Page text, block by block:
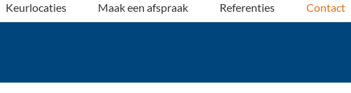
Keurlocaties Maak een afspraak Referenties Contact